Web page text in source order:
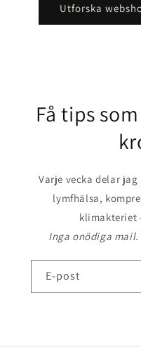
Utforska
Få tips
Varje vecka delar
lymfhälsa,
klimakteriet
Inga onödiga
E-post